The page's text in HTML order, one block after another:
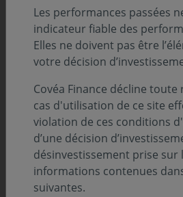
projets structurants
D’abord chargée de
j’ai par la suite
missions, avant
responsabilité.
responsable du pôle
j’ai également
aux orientations de
Les performances passées
indicateur fiable des
Elles ne doivent pas être
votre décision
Covéa Finance décline
cas d'utilisation de ce site
violation de ces conditions
d’une décision
désinvestissement prise sur
informations contenues
suivantes.